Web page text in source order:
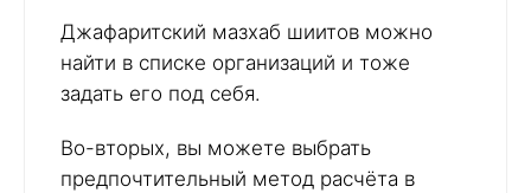
Джафаритский мазхаб шиитов можно
найти в списке организаций и тоже
задать его под себя.
Во-вторых, вы можете выбрать
предпочтительный метод расчёта в